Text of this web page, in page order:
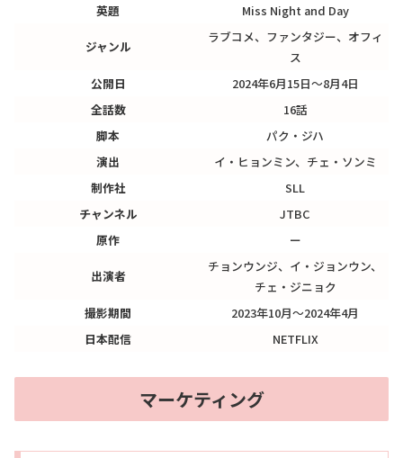
英題
Miss Night and Day
ジャンル
ラブコメ、ファンタジー、オフィ
ス
公開日
2024年6月15日～8月4日
全話数
16話
脚本
パク・ジハ
演出
イ・ヒョンミン、チェ・ソンミ
制作社
SLL
チャンネル
JTBC
原作
ー
出演者
チョンウンジ、イ・ジョンウン、
チェ・ジニョク
撮影期間
2023年10月～2024年4月
日本配信
NETFLIX
マーケティング